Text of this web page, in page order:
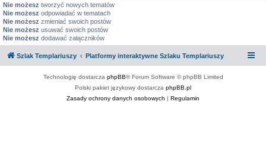
Nie możesz tworzyć nowych tematów
Nie możesz odpowiadać w tematach
Nie możesz zmieniać swoich postów
Nie możesz usuwać swoich postów
Nie możesz dodawać załączników
Szlak Templariuszy Platformy interaktywne Szlaku Templariuszy
Technologię dostarcza phpBB® Forum Software © phpBB Limited
Polski pakiet językowy dostarcza phpBB.pl
Zasady ochrony danych osobowych | Regulamin